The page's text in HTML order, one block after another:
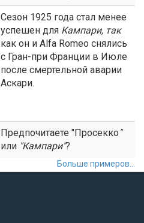
Сезон 1925 года стал менее
успешен для Кампари, так
как он и Alfa Romeo снялись
с Гран-при Франции в Июле
после смертельной аварии
Аскари.
Предпочитаете "Просекко "
или "Кампари"?
Больше примеров...